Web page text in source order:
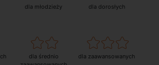
dla młodzieży dla dorosłych
dla średnio
dla zaawansowanych